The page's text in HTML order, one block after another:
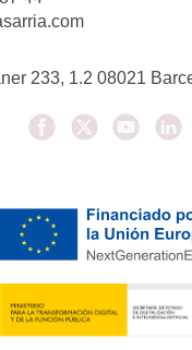
233, 1.2 08021